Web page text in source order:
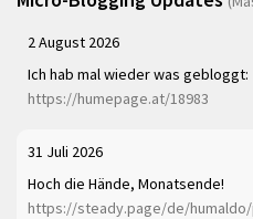
2 August 2026
Ich hab mal wieder was gebloggt:
https://humepage.at/18983
31 Juli 2026
Hoch die Hände, Monatsende!
https://steady.page/de/humaldo/